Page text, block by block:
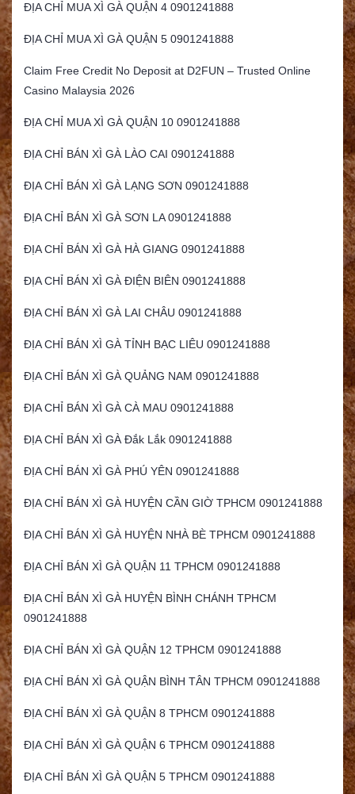
ĐỊA CHỈ MUA XÌ GÀ QUẬN 4 0901241888
ĐỊA CHỈ MUA XÌ GÀ QUẬN 5 0901241888
Claim Free Credit No Deposit at D2FUN – Trusted Online
Casino Malaysia 2026
ĐỊA CHỈ MUA XÌ GÀ QUẬN 10 0901241888
ĐỊA CHỈ BÁN XÌ GÀ LÀO CAI 0901241888
ĐỊA CHỈ BÁN XÌ GÀ LẠNG SƠN 0901241888
ĐỊA CHỈ BÁN XÌ GÀ SƠN LA 0901241888
ĐỊA CHỈ BÁN XÌ GÀ HÀ GIANG 0901241888
ĐỊA CHỈ BÁN XÌ GÀ ĐIỆN BIÊN 0901241888
ĐỊA CHỈ BÁN XÌ GÀ LAI CHÂU 0901241888
ĐỊA CHỈ BÁN XÌ GÀ TỈNH BẠC LIÊU 0901241888
ĐỊA CHỈ BÁN XÌ GÀ QUẢNG NAM 0901241888
ĐỊA CHỈ BÁN XÌ GÀ CÀ MAU 0901241888
ĐỊA CHỈ BÁN XÌ GÀ Đắk Lắk 0901241888
ĐỊA CHỈ BÁN XÌ GÀ PHÚ YÊN 0901241888
ĐỊA CHỈ BÁN XÌ GÀ HUYỆN CẦN GIỜ TPHCM 0901241888
ĐỊA CHỈ BÁN XÌ GÀ HUYỆN NHÀ BÈ TPHCM 0901241888
ĐỊA CHỈ BÁN XÌ GÀ QUẬN 11 TPHCM 0901241888
ĐỊA CHỈ BÁN XÌ GÀ HUYỆN BÌNH CHÁNH TPHCM
0901241888
ĐỊA CHỈ BÁN XÌ GÀ QUẬN 12 TPHCM 0901241888
ĐỊA CHỈ BÁN XÌ GÀ QUẬN BÌNH TÂN TPHCM 0901241888
ĐỊA CHỈ BÁN XÌ GÀ QUẬN 8 TPHCM 0901241888
ĐỊA CHỈ BÁN XÌ GÀ QUẬN 6 TPHCM 0901241888
ĐỊA CHỈ BÁN XÌ GÀ QUẬN 5 TPHCM 0901241888